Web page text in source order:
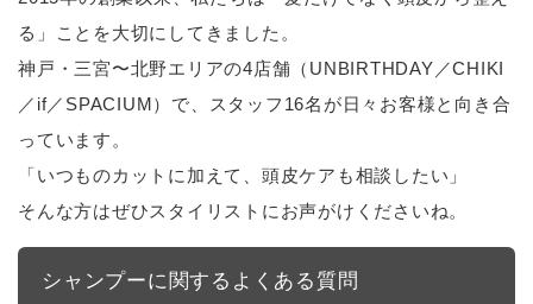
る」ことを大切にしてきました。
神戸・三宮〜北野エリアの4店舗（UNBIRTHDAY／CHIKI
／if／SPACIUM）で、スタッフ16名が日々お客様と向き合
っています。
「いつものカットに加えて、頭皮ケアも相談したい」
そんな方はぜひスタイリストにお声がけくださいね。
シャンプーに関するよくある質問